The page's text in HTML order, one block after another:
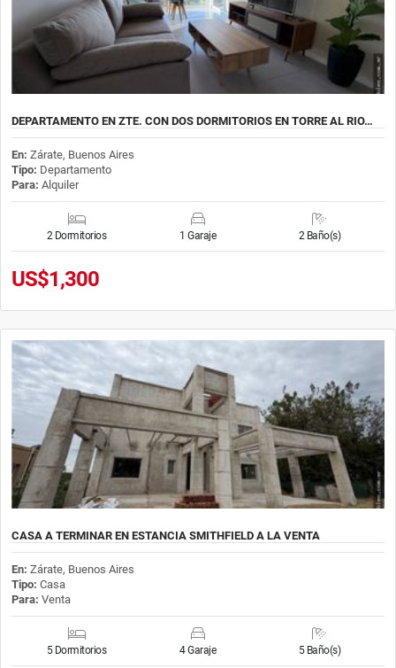
DEPARTAMENTO EN ZTE. CON DOS DORMITORIOS EN TORRE AL RIO…
En: Zárate, Buenos Aires
Tipo: Departamento
Para: Alquiler
2 Dormitorios 1 Garaje 2 Baño(s)
US$1,300
CASA A TERMINAR EN ESTANCIA SMITHFIELD A LA VENTA
En: Zárate, Buenos Aires
Tipo: Casa
Para: Venta
5 Dormitorios 4 Garaje 5 Baño(s)